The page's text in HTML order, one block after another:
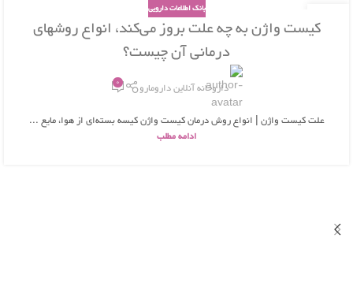
26
بانک اطلاعات دارویی
کیست واژن به چه علت بروز می‌کند، انواع روشهای
درمانی آن چیست؟
داروخانه آنلاین دارومارو 0
علت کیست واژن | انواع روش درمان کیست واژن کیسه بسته‌ای از هوا، مایع ...
ادامه مطلب